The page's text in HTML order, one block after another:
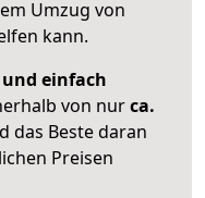
Umzug von
kann.
und einfach
von nurca.
das Beste daran
Preisen